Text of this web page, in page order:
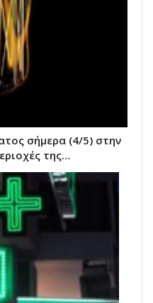
σήμερα (4/5) στην
της…